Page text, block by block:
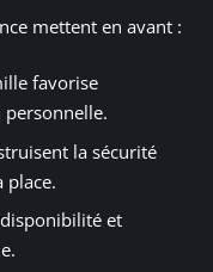
mettent en avant :
favorise
personnelle.
la sécurité
place.
et